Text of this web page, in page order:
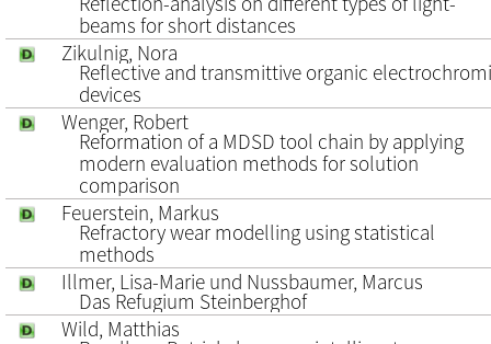
beams for short distances
Zikulnig, Nora
Reflective and transmittive organic
devices
Wenger, Robert
Reformation of a MDSD tool chain by applying
modern evaluation methods for solution
comparison
Feuerstein, Markus
Refractory wear modelling using statistical
methods
Illmer, Lisa-Marie und Nussbaumer, Marcus
Das Refugium Steinberghof
Wild, Matthias